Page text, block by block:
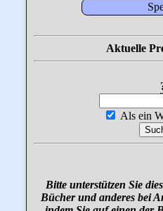
Aktuelle
Als ein
Bitte unterstützen Sie
Bücher und anderes bei